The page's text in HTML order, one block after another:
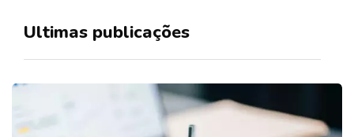
Ultimas publicações